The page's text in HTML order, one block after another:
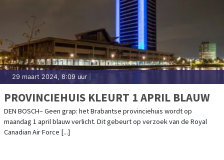
29 maart 2024, 8:09 uur
PROVINCIEHUIS KLEURT 1 APRIL BLAUW
DEN BOSCH– Geen grap: het Brabantse provinciehuis wordt op
maandag 1 april blauw verlicht. Dit gebeurt op verzoek van de Royal
Canadian Air Force [...]